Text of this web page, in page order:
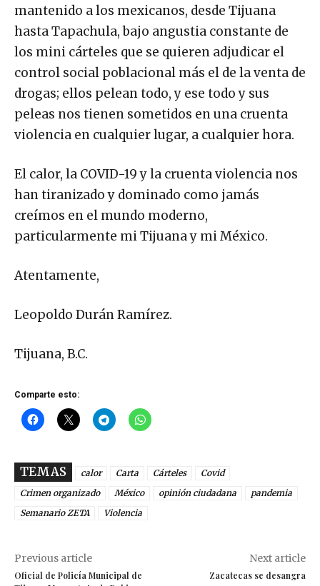
mantenido a los mexicanos, desde Tijuana
hasta Tapachula, bajo angustia constante de
los mini cárteles que se quieren adjudicar el
control social poblacional más el de la venta de
drogas; ellos pelean todo, y ese todo y sus
peleas nos tienen sometidos en una cruenta
violencia en cualquier lugar, a cualquier hora.
El calor, la COVID-19 y la cruenta violencia nos
han tiranizado y dominado como jamás
creímos en el mundo moderno,
particularmente mi Tijuana y mi México.
Atentamente,
Leopoldo Durán Ramírez.
Tijuana, B.C.
Comparte esto:
TEMAS calor Carta Cárteles
Covid
Crimen organizado
México opinión ciudadana
pandemia
Semanario ZETA
Violencia
Previous article
Oficial de Policía Municipal de
Next article
Zacatecas se desangra